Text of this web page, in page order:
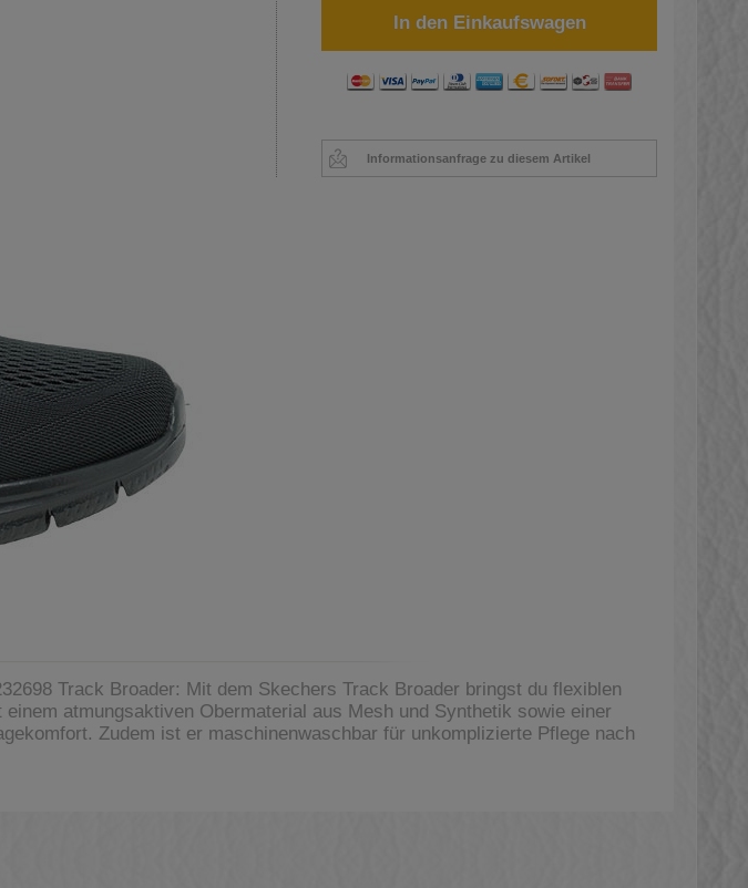
In den Einkaufswagen
Informationsanfrage zu diesem Artikel
Track Broader: Mit dem Skechers Track Broader bringst du flexiblen
atmungsaktiven Obermaterial aus Mesh und Synthetik sowie einer
Zudem ist er maschinenwaschbar für unkomplizierte Pflege nach